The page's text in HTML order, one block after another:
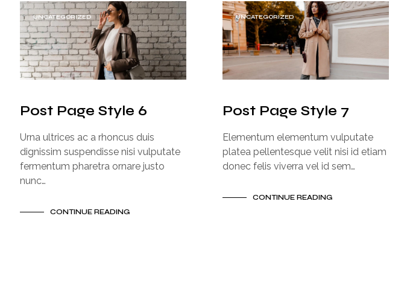
UNCATEGORIZED
Post Page Style 6
Urna ultrices ac a rhoncus duis
dignissim suspendisse nisi vulputate
fermentum pharetra ornare justo
nunc…
CONTINUE READING
UNCATEGORIZED
Post Page Style 7
Elementum elementum vulputate
platea pellentesque velit nisi id etiam
donec felis viverra vel id sem…
CONTINUE READING